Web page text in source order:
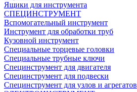
Ящики для инструмента
СПЕЦИНСТРУМЕНТ
Вспомогательный инструмент
Инструмент для обработки труб
Кузовной инструмент
Специальные торцевые головки
Специальные трубные ключи
Специнструмент для двигателя
Специнструмент для подвески
Специнструмент для узлов и агрегатов